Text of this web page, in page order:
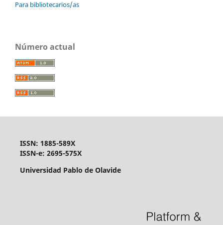
Para bibliotecarios/as
Número actual
ISSN: 1885-589X
ISSN-e: 2695-575X
Universidad Pablo de Olavide